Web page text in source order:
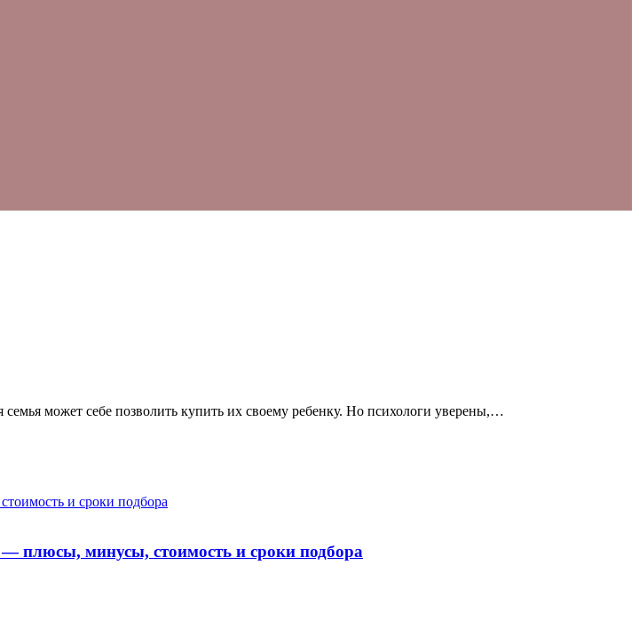
может себе позволить купить их своему ребенку. Но психологи уверены,…
и сроки подбора
плюсы, минусы, стоимость и сроки подбора